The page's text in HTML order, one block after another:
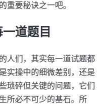
重要秘诀之一吧。
道题目
人们，其实每一道试题都
实操中的细微差别，还是
琐碎但关键的问题，它们
所必不可少的基石。所